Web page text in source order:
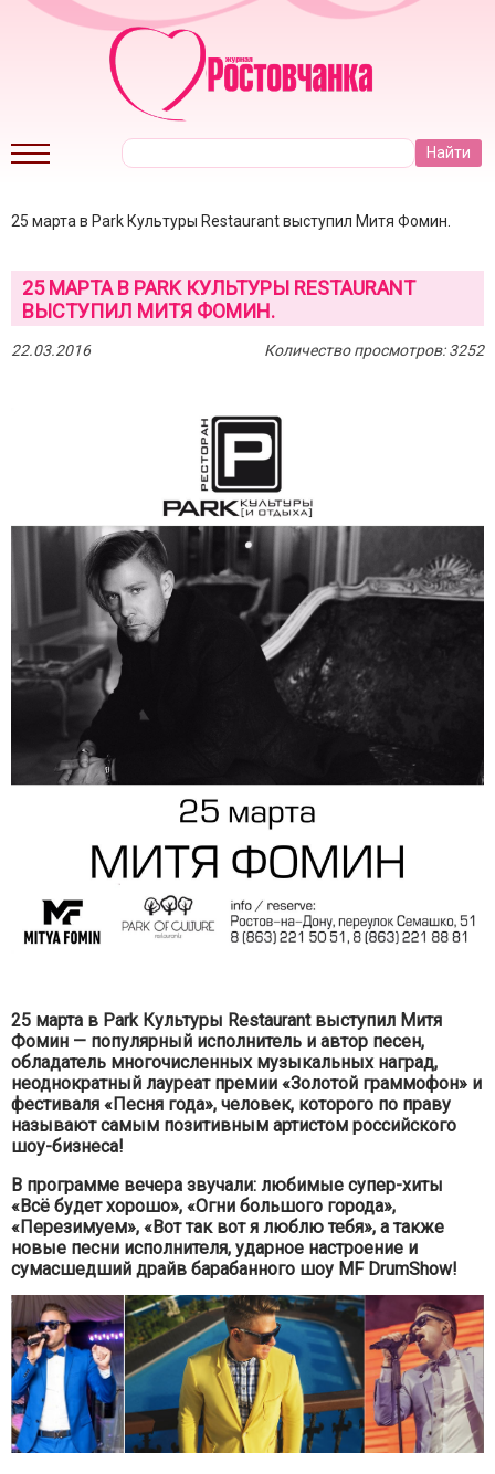
25 марта в Park Культуры Restaurant выступил Митя Фомин.
25 МАРТА В PARK КУЛЬТУРЫ RESTAURANT
ВЫСТУПИЛ МИТЯ ФОМИН.
22.03.2016 Количество просмотров: 3252
25 марта в Park Культуры Restaurant выступил Митя
Фомин — популярный исполнитель и автор песен,
обладатель многочисленных музыкальных наград,
неоднократный лауреат премии «Золотой граммофон» и
фестиваля «Песня года», человек, которого по праву
называют самым позитивным артистом российского
шоу-бизнеса!
В программе вечера звучали: любимые супер-хиты
«Всё будет хорошо», «Огни большого города»,
«Перезимуем», «Вот так вот я люблю тебя», а также
новые песни исполнителя, ударное настроение и
сумасшедший драйв барабанного шоу MF DrumShow!